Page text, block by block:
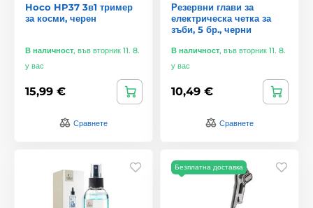
Hoco HP37 3в1 тример
за косми, черен
В наличност, във вторник 11. 8.
у вас
15,99 €
Сравнете
Резервни глави за
електрическа четка за
зъби, 5 бр., черни
В наличност, във вторник 11. 8.
у вас
10,49 €
Сравнете
Безплатна доставка